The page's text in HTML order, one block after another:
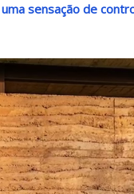
sensação de